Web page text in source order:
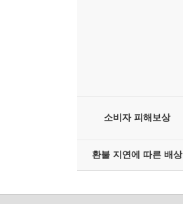
소비자 피해보상
환불 지연에 따른 배상